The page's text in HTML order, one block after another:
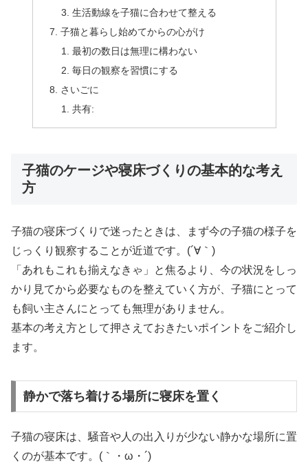
生活動線を子猫に合わせて整える
子猫と暮らし始めてからの心がけ
最初の数日は無理に構わない
毎日の観察を習慣にする
さいごに
共有:
子猫のケージや寝床づくりの基本的な考え
方
子猫の寝床づくりで迷ったときは、まず今の子猫の様子を
じっくり観察することが近道です。(´∀｀)
「あれもこれも揃えなきゃ」と焦るより、今の状況をしっ
かり見てから必要なものを整えていく方が、子猫にとって
も飼い主さんにとっても無理がありません。
基本の考え方として押さえておきたいポイントをご紹介し
ます。
静かで落ち着ける場所に寝床を置く
子猫の寝床は、騒音や人の出入りが少ない静かな場所に置
くのが基本です。(｀・ω・´)